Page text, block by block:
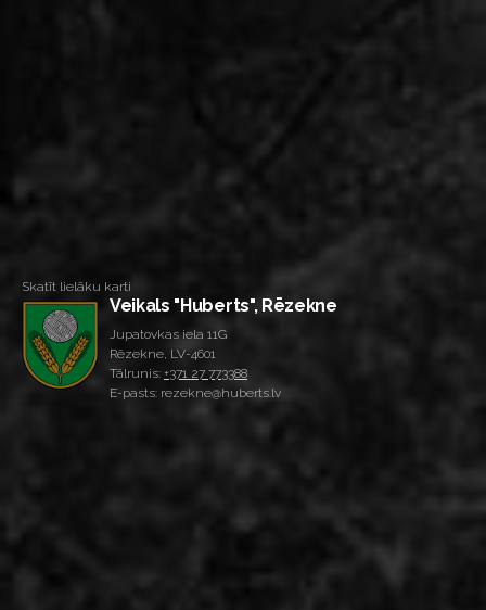
Skatīt lielāku karti
Veikals "Huberts", Rēzekne
Jupatovkas iela 11G
Rēzekne, LV-4601
Tālrunis: +371 27 773388
E-pasts: rezekne@huberts.lv